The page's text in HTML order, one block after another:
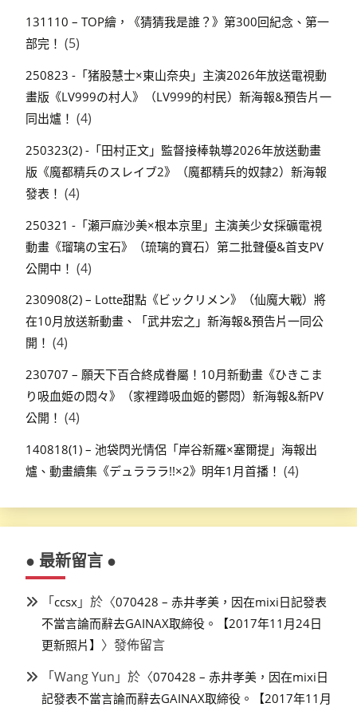
131110 – TOP繪，《猜猜我是誰？》第300回紀念、第一
部完！ (5)
250823 -「猪股慧士×東山奈央」主演2026年放送電視動
畫版《LV999の村人》（LV999的村民）新海報&預告片一
同出爐！ (4)
250323(2) -「田村正文」監督接棒執導2026年放送動畫
版《魔都精兵のスレイブ2》（魔都精兵的奴隸2）新海報
發表！ (4)
250321 -「瀬戸麻沙美×根本京里」主演美少女採礦電視
動畫《瑠璃の宝石》（琉璃的寶石）第二批聲優&首支PV
公開中！ (4)
230908(2) – Lotte甜點《ビックリメン》（仙魔大戰）將
在10月放送新動畫、「武井宏之」新海報&預告片一同公
開！ (4)
230707 – 願天下百合終成眷屬！10月新動畫《ひきこま
り吸血姫の悶々》（家裡蹲吸血姬的鬱悶）新海報&新PV
公開！ (4)
140818(1) – 池袋閃光情侶「岸谷新羅×塞爾提」海報出
爐、動畫續集《デュラララ!!×2》明年1月首播！ (4)
● 最新留言 ●
「ccsx 」於〈070428 – 赤井孝美，因在mixi日記發表
不當言論而辭去GAINAX取締役。【2017年11月24日
更新照片】 〉發佈留言
「Wang Yun 」於〈070428 – 赤井孝美，因在mixi日
記發表不當言論而辭去GAINAX取締役。【2017年11月